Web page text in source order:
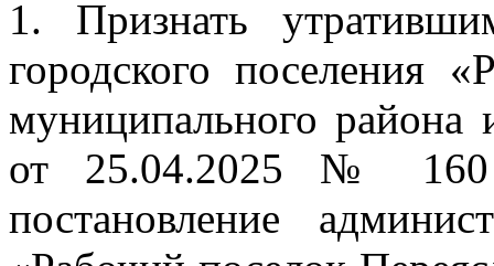
1. Признать
городского поселения
муниципального района
от 25.04.2025 № 160
постановление